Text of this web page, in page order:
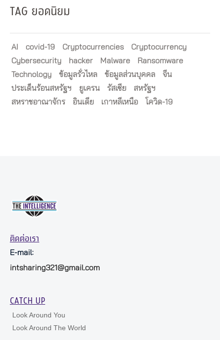
TAG ยอดนิยม
AI covid-19 Cryptocurrencies
Cryptocurrency
Cybersecurity
hacker Malware
Ransomware
Technology
ข้อมูลรั่วไหล ข้อมูลส่วนบุคคล
จีน
ประเด็นร้อนสหรัฐฯ
ยูเครน รัสเซีย
สหรัฐฯ
สหราชอาณาจักร
อินเดีย เกาหลีเหนือ โควิด-19
ติดต่อเรา
E-mail:
intsharing321@gmail.com
CATCH UP
Look Around You
Look Around The World